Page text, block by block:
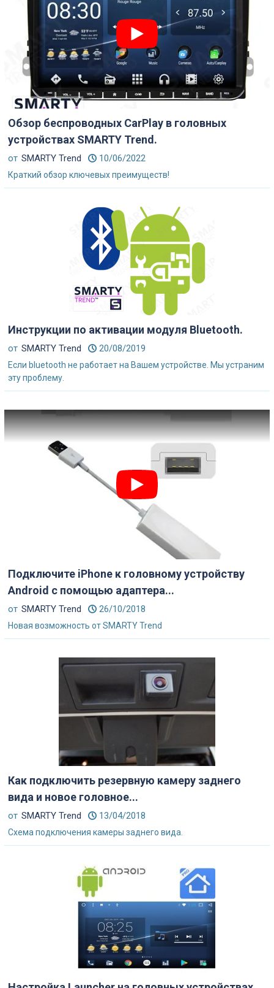
Обзор беспроводных CarPlay в головных
устройствах SMARTY Trend.
от SMARTY Trend 10/06/2022
Краткий обзор ключевых преимуществ!
Инструкции по активации модуля Bluetooth.
от SMARTY Trend 20/08/2019
Если bluetooth не работает на Вашем устройстве. Мы устраним
эту проблему.
Подключите iPhone к головному устройству
Android с помощью адаптера...
от SMARTY Trend 26/10/2018
Новая возможность от SMARTY Trend
Как подключить резервную камеру заднего
вида и новое головное...
от SMARTY Trend 13/04/2018
Схема подключения камеры заднего вида.